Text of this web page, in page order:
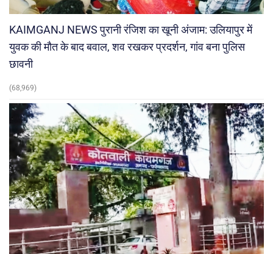
KAIMGANJ NEWS पुरानी रंजिश का खूनी अंजाम: उलियापुर में
युवक की मौत के बाद बवाल, शव रखकर प्रदर्शन, गांव बना पुलिस
छावनी
(68,969)